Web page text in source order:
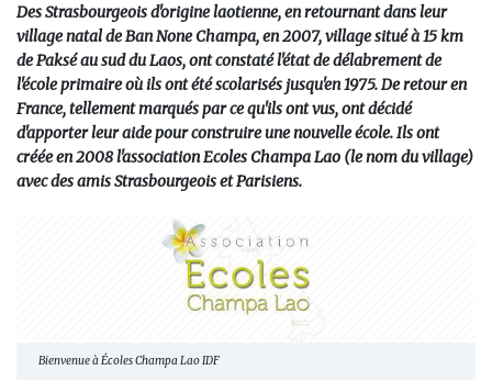
Des Strasbourgeois d'origine laotienne, en retournant dans leur
village natal de Ban None Champa, en 2007, village situé à 15 km
de Paksé au sud du Laos, ont constaté l'état de délabrement de
l'école primaire où ils ont été scolarisés jusqu'en 1975. De retour en
France, tellement marqués par ce qu'ils ont vus, ont décidé
d'apporter leur aide pour construire une nouvelle école. Ils ont
créée en 2008 l'association Ecoles Champa Lao (le nom du village)
avec des amis Strasbourgeois et Parisiens.
Bienvenue à Écoles Champa Lao IDF